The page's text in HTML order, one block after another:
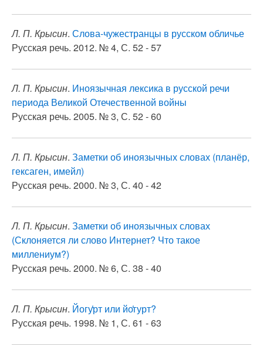
Л. П. Крысин. Слова-чужестранцы в русском обличье
Русская речь. 2012. № 4, С. 52 - 57
Л. П. Крысин. Иноязычная лексика в русской речи
периода Великой Отечественной войны
Русская речь. 2005. № 3, С. 52 - 60
Л. П. Крысин. Заметки об иноязычных словах (планёр,
гексаген, имейл)
Русская речь. 2000. № 3, С. 40 - 42
Л. П. Крысин. Заметки об иноязычных словах
(Склоняется ли слово Интернет? Что такое
миллениум?)
Русская речь. 2000. № 6, С. 38 - 40
Л. П. Крысин. Йогу̒рт или йо̒гурт?
Русская речь. 1998. № 1, С. 61 - 63